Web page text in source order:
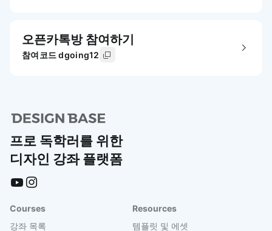
오픈카톡방 참여하기
참여코드 dgoing12
프로 독학러를 위한
디자인 강좌 플랫폼
Courses
강좌 목록
Resources
템플릿 및 에셋